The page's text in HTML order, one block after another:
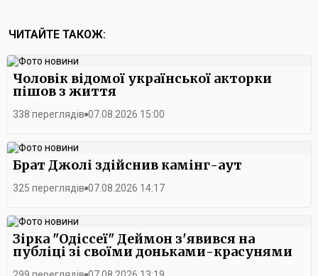
ЧИТАЙТЕ ТАКОЖ:
Чоловік відомої української акторки
пішов з життя
338 переглядів 07.08.2026 15:00
Брат Джолі здійснив камінг-аут
325 переглядів 07.08.2026 14:17
Зірка "Одіссеї" Деймон з'явився на
публіці зі своїми доньками-красунями